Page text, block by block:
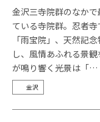
金沢三寺院群のなか
ている寺院群。忍者
「雨宝院」、天然記
し、風情あふれる景
が鳴り響く光景は「…
金沢